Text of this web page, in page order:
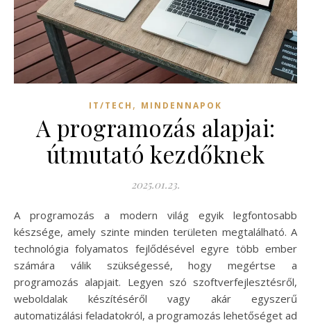
IT/TECH , MINDENNAPOK
A programozás alapjai:
útmutató kezdőknek
2025.01.23.
A programozás a modern világ egyik legfontosabb
készsége, amely szinte minden területen megtalálható. A
technológia folyamatos fejlődésével egyre több ember
számára válik szükségessé, hogy megértse a
programozás alapjait. Legyen szó szoftverfejlesztésről,
weboldalak készítéséről vagy akár egyszerű
automatizálási feladatokról, a programozás lehetőséget ad